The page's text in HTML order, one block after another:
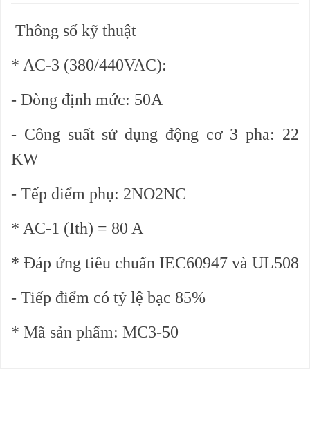
Thông số kỹ thuật
* AC-3 (380/440VAC):
- Dòng định mức: 50A
- Công suất sử dụng động cơ 3 pha: 22
KW
- Tếp điểm phụ: 2NO2NC
* AC-1 (Ith) = 80 A
* Đáp ứng tiêu chuẩn IEC60947 và UL508
- Tiếp điểm có tỷ lệ bạc 85%
* Mã sản phẩm: MC3-50